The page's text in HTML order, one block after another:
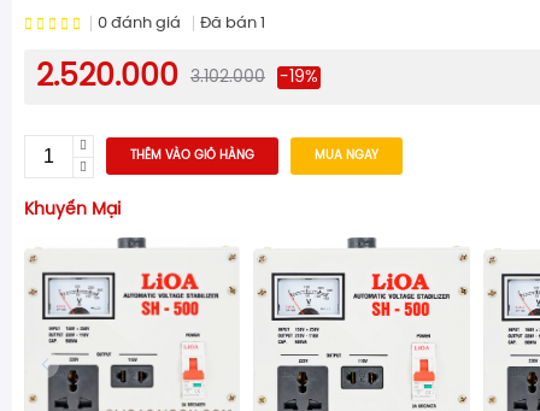
0 đánh giá Đã bán
2.520.000 3.102.000 -19%
THÊM VÀO GIỎ HÀNG MUA NGAY
Khuyến Mại